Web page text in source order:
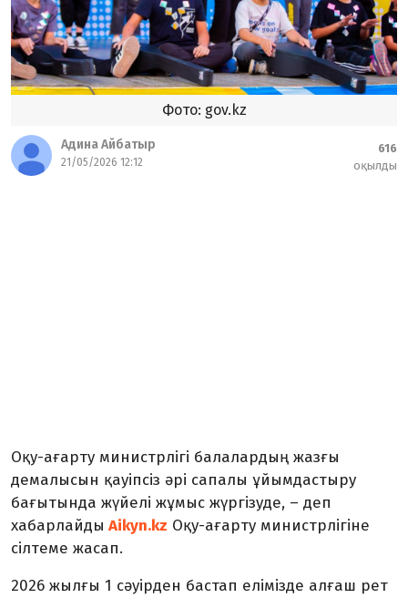
Фото: gov.kz
Адина Айбатыр
21/05/2026 12:12
616
оқылды
Оқу-ағарту министрлігі балалардың жазғы
демалысын қауіпсіз әрі сапалы ұйымдастыру
бағытында жүйелі жұмыс жүргізуде, – деп
хабарлайды Aikyn.kz Оқу-ағарту министрлігіне
сілтеме жасап.
2026 жылғы 1 сәуірден бастап елімізде алғаш рет